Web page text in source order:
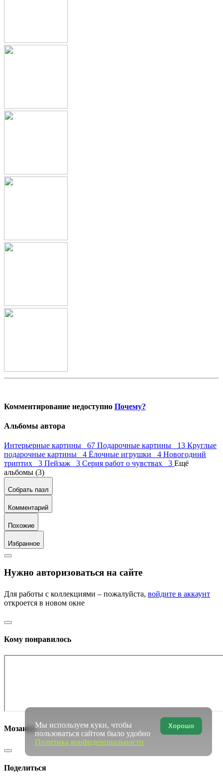
Комментирование недоступно Почему?
Альбомы автора
Интерьерные картины 67 Подарочные картины 13 Круглые
подарочные картины 4 Ёлочные игрушки 4 Новогодний
триптих 3 Пейзаж 3 Серия работ о чувствах 3 Ещё
альбомы (3)
Собрать пазл
Комментарий
Похожие
Избранное
Нужно авторизоваться на сайте
Для работы с коллекциями – пожалуйста, войдите в аккаунт
откроется в новом окне
Кому понравилось
Мозаика
Поделиться
Хорошо
Мы используем куки, чтобы
пользоваться сайтом было удобно
Политика конфиденциальности